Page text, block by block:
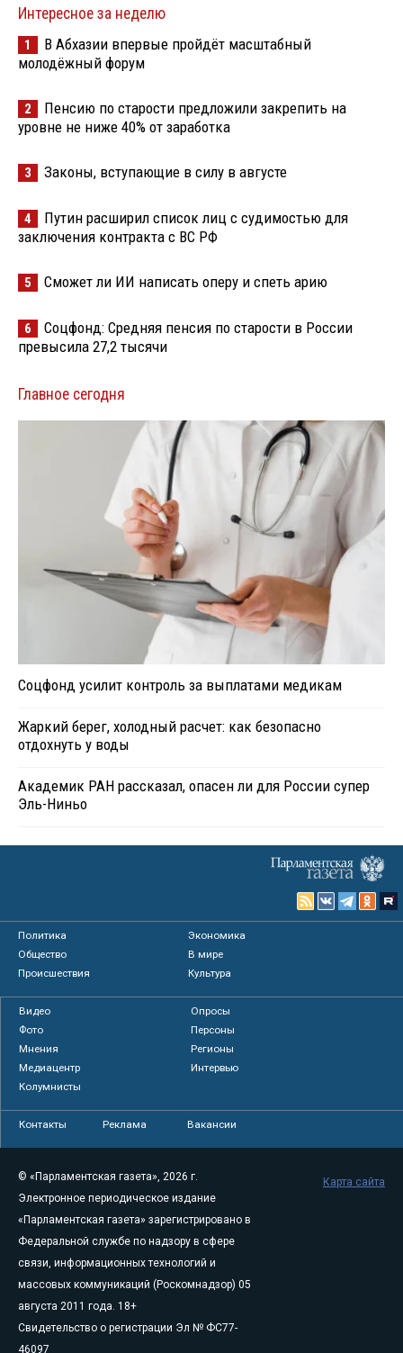
Интересное за неделю
1
В Абхазии впервые пройдёт масштабный
молодёжный форум
2
Пенсию по старости предложили закрепить на
уровне не ниже 40% от заработка
3 Законы, вступающие в силу в августе
4
Путин расширил список лиц с судимостью для
заключения контракта с ВС РФ
5 Сможет ли ИИ написать оперу и спеть арию
6
Соцфонд: Средняя пенсия по старости в России
превысила 27,2 тысячи
Главное сегодня
Соцфонд усилит контроль за выплатами медикам
Жаркий берег, холодный расчет: как безопасно
отдохнуть у воды
Академик РАН рассказал, опасен ли для России супер
Эль-Ниньо
Политика
Экономика
Общество
В мире
Происшествия
Культура
Видео
Опросы
Фото
Персоны
Мнения
Регионы
Медиацентр
Интервью
Колумнисты
Контакты Реклама Вакансии
© «Парламентская газета», 2026 г.
Электронное периодическое издание
«Парламентская газета» зарегистрировано в
Федеральной службе по надзору в сфере
связи, информационных технологий и
массовых коммуникаций (Роскомнадзор) 05
августа 2011 года. 18+
Свидетельство о регистрации Эл № ФС77-
46097
Карта сайта